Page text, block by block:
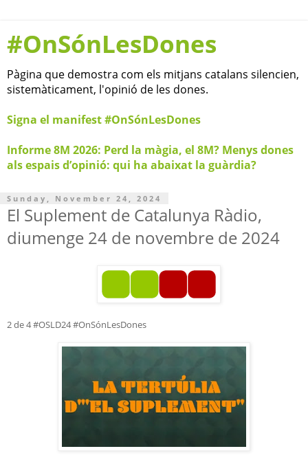
#OnSónLesDones
Pàgina que demostra com els mitjans catalans silencien,
sistemàticament, l'opinió de les dones.
Signa el manifest #OnSónLesDones
Informe 8M 2026: Perd la màgia, el 8M? Menys dones
als espais d’opinió: qui ha abaixat la guàrdia?
Sunday, November 24, 2024
El Suplement de Catalunya Ràdio,
diumenge 24 de novembre de 2024
2 de 4 #OSLD24 #OnSónLesDones